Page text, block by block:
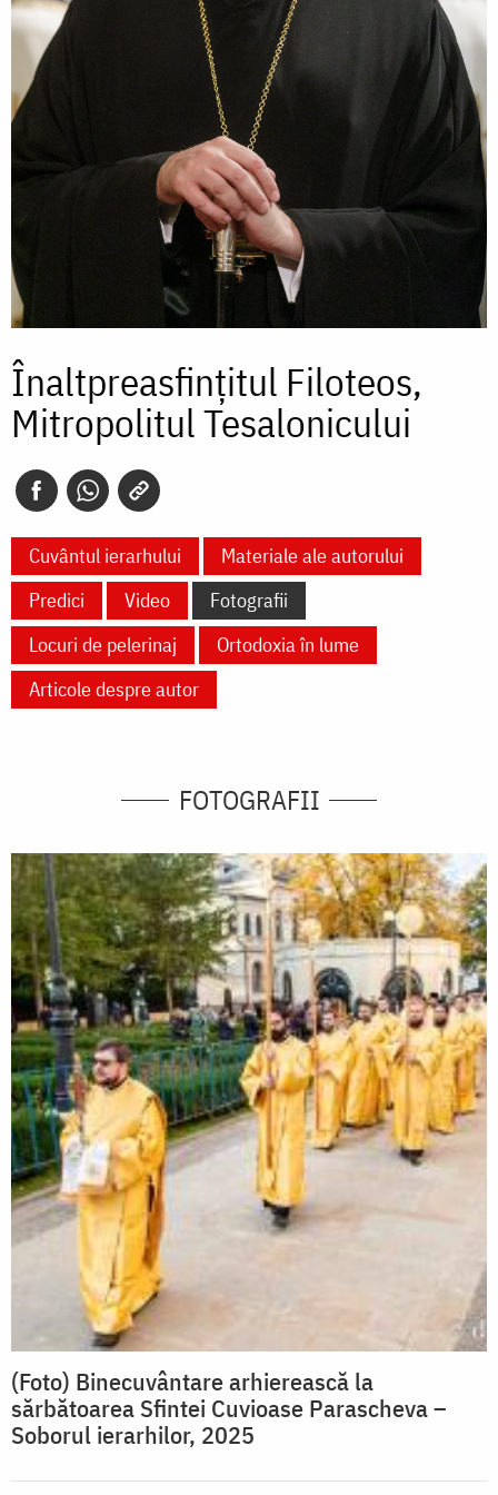
Înaltpreasfințitul Filoteos,
Mitropolitul Tesalonicului
Cuvântul ierarhului
Materiale ale autorului
Predici
Video
Fotografii
Locuri de pelerinaj
Ortodoxia în lume
Articole despre autor
FOTOGRAFII
(Foto) Binecuvântare arhierească la
sărbătoarea Sfintei Cuvioase Parascheva –
Soborul ierarhilor, 2025